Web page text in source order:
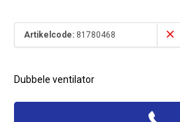
Artikelcode: 81780468
Dubbele ventilator